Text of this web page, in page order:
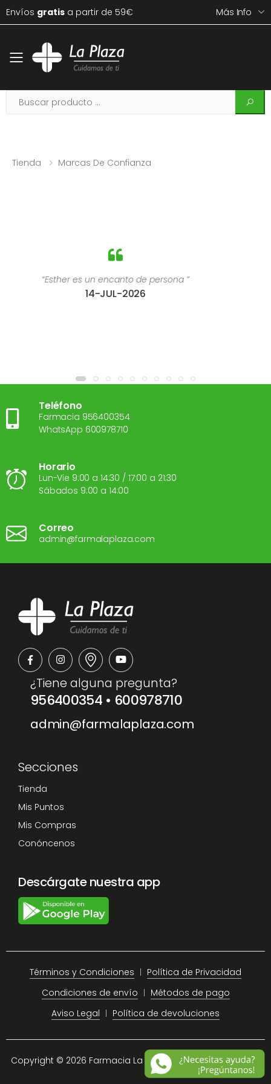
Envíos gratis a partir de 59€ Más Info
Toggle mobile menu
Tienda Marcas De Confianza
“Estoy súper contenta con el trato
Teléfono
Farmacia 956400354
WhatsApp 600978710
Horario
Lun-Vie 9:00 a 14:30 / 17:00 a 21:30
Sábados 9:00 a 14:00
Correo
admin@farmalaplaza.com
¿Tiene alguna pregunta?
956400354 • 600978710
admin@farmalaplaza.com
Secciones
Tienda
Mis Puntos
Mis Compras
Conóncenos
Descárgate nuestra app
Términos y Condiciones
Política de Privacidad
Condiciones de envío
Métodos de pago
Aviso Legal
Política de devoluciones
Copyright © 2026 Farmacia La Plaza Chiclana. Site Map